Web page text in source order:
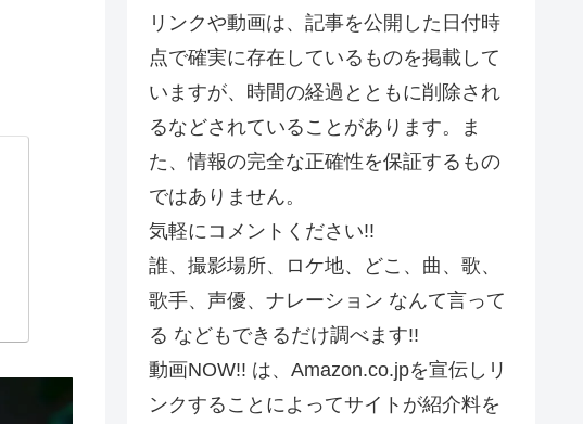
リンクや動画は、記事を公開した日付時
点で確実に存在しているものを掲載して
いますが、時間の経過とともに削除され
るなどされていることがあります。ま
た、情報の完全な正確性を保証するもの
ではありません。
気軽にコメントください!!
誰、撮影場所、ロケ地、どこ、曲、歌、
歌手、声優、ナレーション なんて言って
る などもできるだけ調べます!!
動画NOW!! は、Amazon.co.jpを宣伝しリ
ンクすることによってサイトが紹介料を